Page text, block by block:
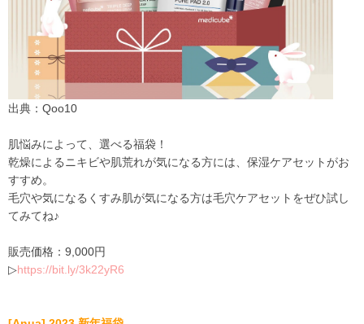
出典：Qoo10
肌悩みによって、 選べる福袋！
乾燥によるニキビや肌荒れが気になる方には、 保湿ケアセットがお
すすめ。
毛穴や気になるく すみ肌が気になる方は毛穴ケアセットをぜひ試し
てみてね♪
販売価格： 9,000円
▷https://bit.ly/3k22yR6